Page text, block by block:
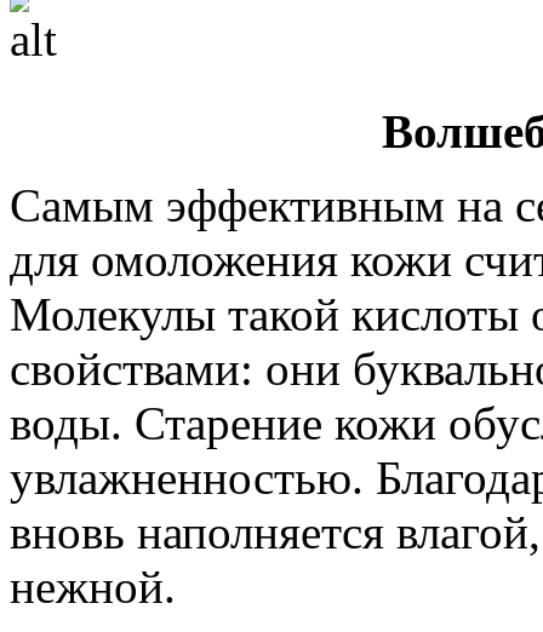
Самым эффективным на
для омоложения кожи
Молекулы такой
свойствами: они
воды. Старение кожи
увлажненностью.
вновь наполняется
нежной.